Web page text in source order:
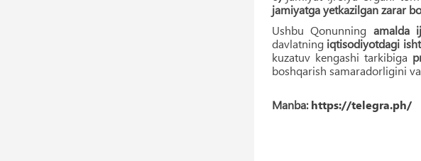
jamiyatga yetkazilgan zarar
Ushbu Qonunning amalda
davlatning iqtisodiyotdagi
kuzatuv kengashi tarkibiga
boshqarish samaradorligini
Manba:https://telegra.ph/